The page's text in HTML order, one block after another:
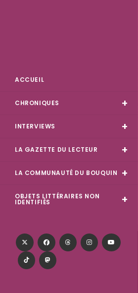
ACCUEIL
CHRONIQUES
INTERVIEWS
LA GAZETTE DU LECTEUR
LA COMMUNAUTÉ DU BOUQUIN
OBJETS LITTÉRAIRES NON
IDENTIFIÉS